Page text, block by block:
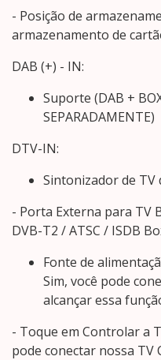
- Posição de
armazenamento de
DAB (+) - IN:
Suporte (DAB +
SEPARADAMENTE)
DTV-IN:
Sintonizador de
- Porta Externa para TV
DVB-T2 / ATSC / ISDB
Fonte de
Sim, você pode
alcançar essa
- Toque em Controlar a
pode conectar nossa TV